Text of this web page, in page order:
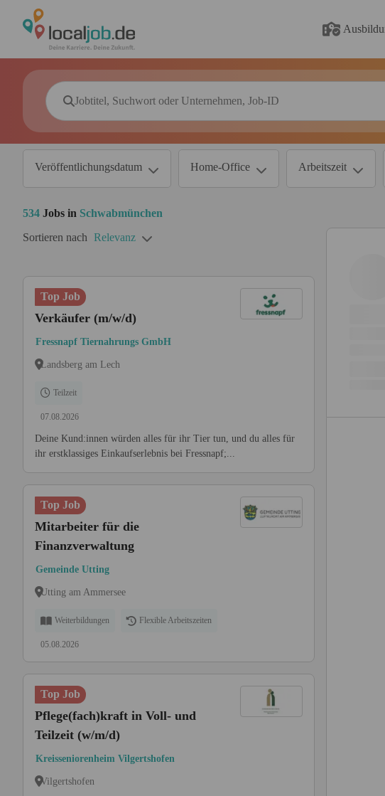
Veröffentlichungsdatum Home-Office Arbeitszeit
534 Jobs in Schwabmünchen
Sortieren nach Relevanz
Top Job
Verkäufer (m/w/d)
Fressnapf Tiernahrungs GmbH
Landsberg am Lech
Teilzeit
07.08.2026
Deine Kund:innen würden alles für ihr Tier tun, und du alles für
ihr erstklassiges Einkaufserlebnis bei Fressnapf;...
Top Job
Mitarbeiter für die
Finanzverwaltung
Gemeinde Utting
Utting am Ammersee
Weiterbildungen Flexible Arbeitszeiten
05.08.2026
Top Job
Pflege(fach)kraft in Voll- und
Teilzeit (w/m/d)
Kreisseniorenheim Vilgertshofen
Vilgertshofen